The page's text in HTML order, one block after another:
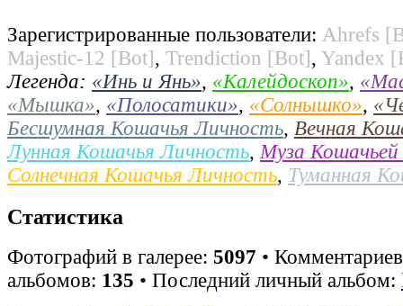
Зарегистрированные пользователи: Ahrefs
Majestic-12 [Bot], Trendiction [Bot], Yandex
Легенда: «Инь и Янь», «Калейдоскоп»,
«Мышка», «Полосатики», «Солнышко»,
Бесшумная Кошачья Личность, Вечная
Лунная Кошачья Личность, Муза
Солнечная Кошачья Личность, Туманная
Статистика
Фотографий в галерее: 5097 •
альбомов: 135 • Последний личный альбом: